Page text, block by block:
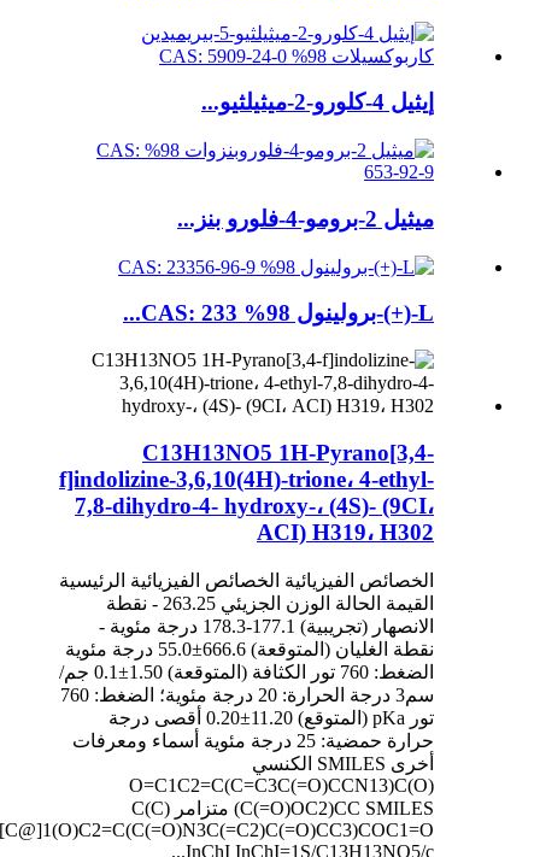
إيثيل 4-كلورو-2-ميثيلثيو...
ميثيل 2-برومو-4-فلورو بنز...
L-(+)-برولينول 98% CAS: 233...
C13H13NO5 1H-Pyrano[3,4-
f]indolizine-3,6,10(4H)-trione، 4-ethyl-
7,8-dihydro-4- hydroxy-، (4S)- (9CI،
ACI) H319، H302
الخصائص الفيزيائية الخصائص الفيزيائية الرئيسية
القيمة الحالة الوزن الجزيئي 263.25 - نقطة
الانصهار (تجريبية) 177.1-178.3 درجة مئوية -
نقطة الغليان (المتوقعة) 666.6±55.0 درجة مئوية
الضغط: 760 تور الكثافة (المتوقعة) 1.50±0.1 جم/
سم3 درجة الحرارة: 20 درجة مئوية؛ الضغط: 760
تور pKa (المتوقع) 11.20±0.20 أقصى درجة
حرارة حمضية: 25 درجة مئوية أسماء ومعرفات
أخرى SMILES الكنسي
O=C1C2=C(C=C3C(=O)CCN13)C(O)
(C(=O)OC2)CC SMILES متزامر C(C)
[C@]1(O)C2=C(C(=O)N3C(=C2)C(=O)CC3)COC1=O
InChI InChI=1S/C13H13NO5/c...